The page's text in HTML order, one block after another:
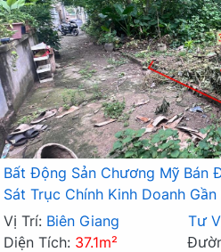
Bất Động Sản Chương Mỹ Bán
Sát Trục Chính Kinh Doanh
Mở Rộng
Vị Trí: Biên Giang Tư
Diện Tích: 37.1m²